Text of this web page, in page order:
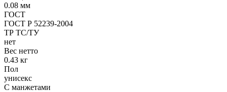
0.08 мм
ГОСТ
ГОСТ Р 52239-2004
ТР ТС/ТУ
нет
Вес нетто
0.43 кг
Пол
унисекс
С манжетами